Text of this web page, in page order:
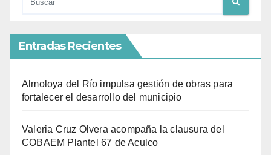
Entradas Recientes
Almoloya del Río impulsa gestión de obras para
fortalecer el desarrollo del municipio
Valeria Cruz Olvera acompaña la clausura del
COBAEM Plantel 67 de Aculco